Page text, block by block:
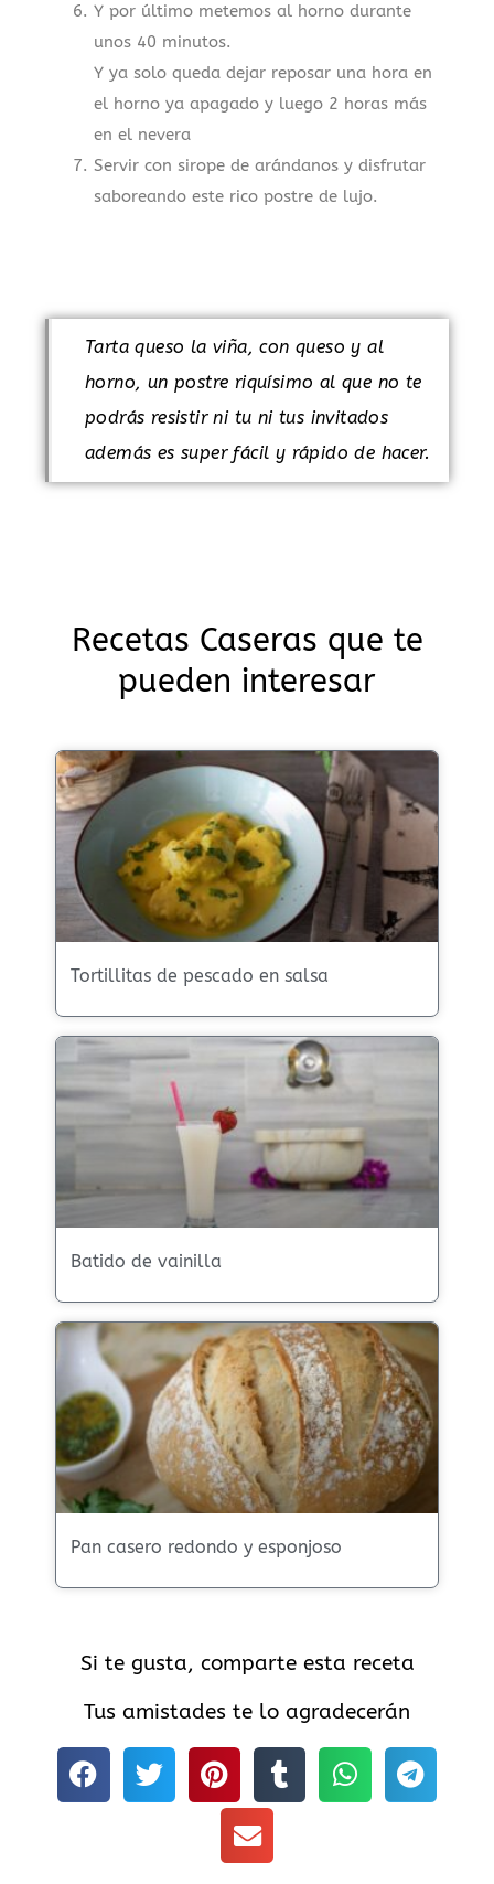
Y por último metemos al horno durante
unos 40 minutos.
Y ya solo queda dejar reposar una hora en
el horno ya apagado y luego 2 horas más
en el nevera
Servir con sirope de arándanos y disfrutar
saboreando este rico postre de lujo.
Tarta queso la viña, con queso y al
horno, un postre riquísimo al que no te
podrás resistir ni tu ni tus invitados
además es super fácil y rápido de hacer.
Recetas Caseras que te
pueden interesar
Tortillitas de pescado en salsa
Batido de vainilla
Pan casero redondo y esponjoso
Si te gusta, comparte esta receta
Tus amistades te lo agradecerán